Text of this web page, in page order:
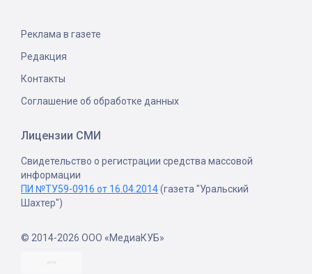
Реклама в газете
Редакция
Контакты
Соглашение об обработке данных
Лицензии СМИ
Свидетельство о регистрации средства массовой
информации
ПИ №ТУ59-0916 от 16.04.2014(газета "Уральский
Шахтер")
© 2014-2026 ООО «МедиаКУБ»